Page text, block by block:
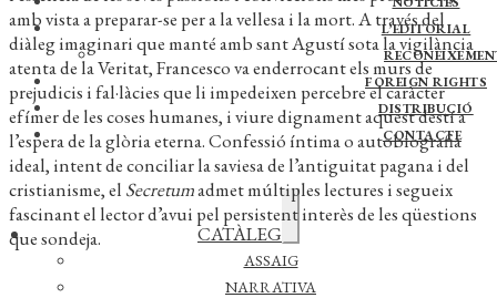
L’EDITORIAL
FOREIGN RIGHTS
DISTRIBUCIÓ
CONTACTE
CATÀLEG Expandeix
el
menú
secundari
ASSAIG
NARRATIVA
amb vista a preparar-se per a la vellesa i la mort. A través del
diàleg imaginari que manté amb sant Agustí sota la vigilància
atenta de la Veritat, Francesco va enderrocant els murs de
prejudicis i fal·làcies que li impedeixen percebre el caràcter
efímer de les coses humanes, i viure dignament aquest destí a
l’espera de la glòria eterna. Confessió íntima o autobiografia
ideal, intent de conciliar la saviesa de l’antiguitat pagana i del
cristianisme, el Secretumadmet múltiples lectures i segueix
fascinant el lector d’avui pel persistent interès de les qüestions
que sondeja.